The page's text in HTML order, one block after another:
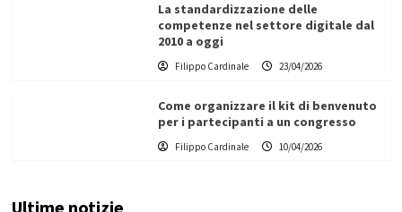
La standardizzazione delle
competenze nel settore digitale dal
2010 a oggi
Filippo Cardinale 23/04/2026
Come organizzare il kit di benvenuto
per i partecipanti a un congresso
Filippo Cardinale 10/04/2026
Ultime notizie